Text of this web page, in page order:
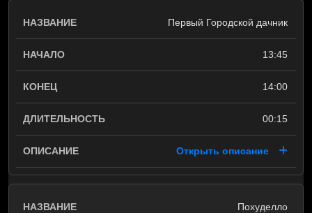
Первый Городской дачник
13:45
14:00
00:15
Открыть описание
Похуделло